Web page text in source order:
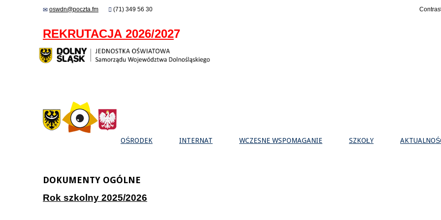
oswdn@poczta.fm (71) 349 56 30
REKRUTACJA 2026/2027
OŚRODEK INTERNAT WCZESNE WSPOMAGANIE SZKOŁY
DOKUMENTY OGÓLNE
Rok szkolny 2025/2026